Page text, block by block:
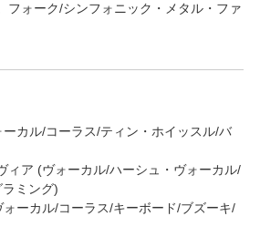
フォーク/シンフォニック・メタル・ファ
カル/コーラス/ティン・ホイッスル/バ
ィア (ヴォーカル/ハーシュ・ヴォーカル/
ミング)
ーカル/コーラス/キーボード/ブズーキ/